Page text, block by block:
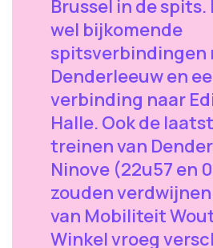
Brussel in de spits.
wel bijkomende
spitsverbindingen
Denderleeuw en
verbinding naar
Halle. Ook de
treinen van
Ninove (22u57 en
zouden
van Mobiliteit
Winkel vroeg